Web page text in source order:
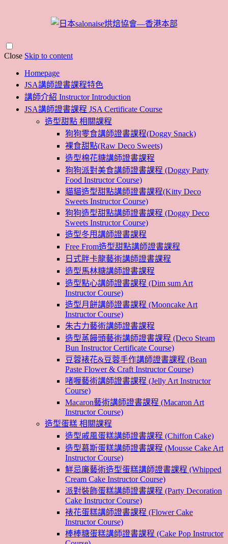
Close Skip to content
Homepage
JSA講師證書課程特色
講師介紹 Instructor Introduction
JSA講師證書課程 JSA Certificate Course
造型甜點 相關課程
狗狗零食講師證書課程(Doggy Snack)
裸食甜點(Raw Deco Sweets)
造型棉花糖講師證書課程
狗狗派對美食講師證書課程 (Doggy Party
Food Instructor Course)
貓貓造型甜點講師證書課程(Kitty Deco
Sweets Instructor Course)
狗狗造型甜點講師證書課程 (Doggy Deco
Sweets Instructor Course)
造型冬甩講師證書課程
Free From造型甜點講師證書課程
日式胖卡龍藝術講師證書課程
造型馬林糖講師證書課程
造型點心講師證書課程 (Dim sum Art
Instructor Course)
造型月餅講師證書課程 (Mooncake Art
Instructor Course)
朱古力藝術講師證書課程
造型蒸饅頭藝術講師證書課程 (Deco Steam
Bun Instructor Certificate Course)
豆蓉裱花&豆蓉手作講師證書課程 (Bean
Paste Flower & Craft Instructor Course)
啫喱藝術講師證書課程 (Jelly Art Instructor
Course)
Macaron藝術講師證書課程 (Macaron Art
Instructor Course)
造型蛋糕 相關課程
造型戚風蛋糕講師證書課程 (Chiffon Cake)
造型慕斯蛋糕講師證書課程 (Mousse Cake Art
Instructor Course)
鮮忌廉藝術造型蛋糕講師證書課程 (Whipped
Cream Cake Instructor Course)
派對裝飾蛋糕講師證書課程 (Party Decoration
Cake Instructor Course)
裱花蛋糕講師證書課程 (Flower Cake
Instructor Course)
棒棒糖蛋糕講師證書課程 (Cake Pop Instructor